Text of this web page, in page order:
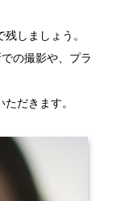
しましょう。
の撮影や、プラ
だきます。